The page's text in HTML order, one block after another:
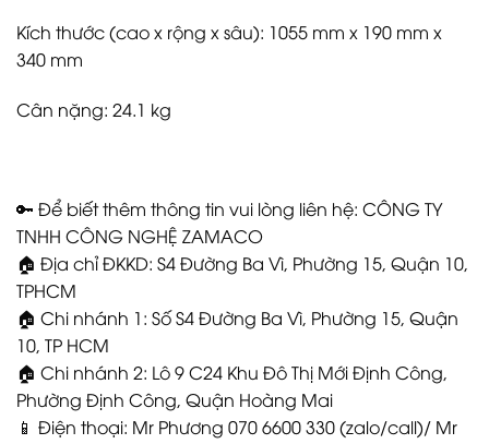
Kích thước (cao x rộng x sâu): 1055 mm x 190 mm x
340 mm
Cân nặng: 24.1 kg
🔑 Để biết thêm thông tin vui lòng liên hệ: CÔNG TY
TNHH CÔNG NGHỆ ZAMACO
🏠 Địa chỉ ĐKKD: S4 Đường Ba Vì, Phường 15, Quận 10,
TPHCM
🏠 Chi nhánh 1: Số S4 Đường Ba Vì, Phường 15, Quận
10, TP HCM
🏠 Chi nhánh 2: Lô 9 C24 Khu Đô Thị Mới Định Công,
Phường Định Công, Quận Hoàng Mai
📱 Điện thoại: Mr Phương 070 6600 330 (zalo/call)/ Mr